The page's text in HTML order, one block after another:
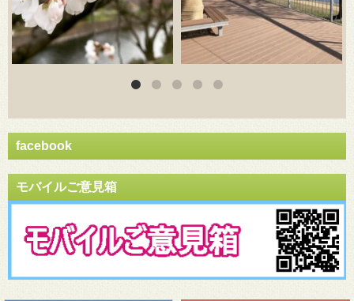
facebook
モバイルご意見箱